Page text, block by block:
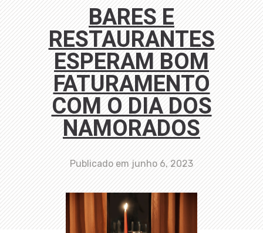
BARES E
RESTAURANTES
ESPERAM BOM
FATURAMENTO
COM O DIA DOS
NAMORADOS
Publicado em junho 6, 2023